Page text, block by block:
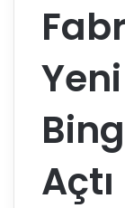
Açtı